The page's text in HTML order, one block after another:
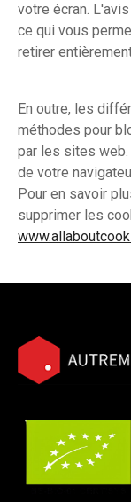
votre écran.
ce qui vous
retirer
En outre, les
méthodes pour
par les sites
de votre
Pour en savoir
supprimer les